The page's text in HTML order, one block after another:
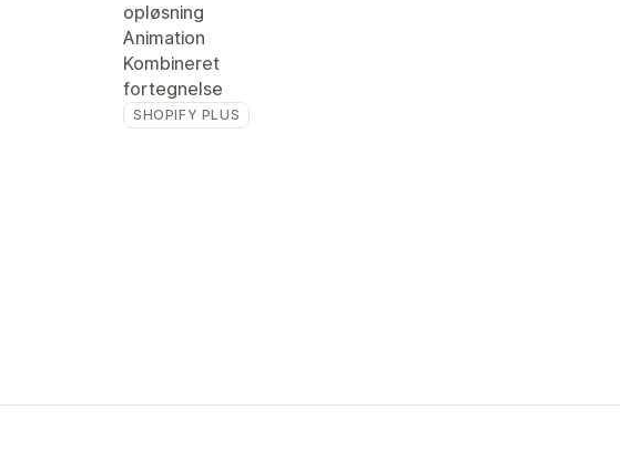
opløsning
Animation
Kombineret
fortegnelse
SHOPIFY PLUS